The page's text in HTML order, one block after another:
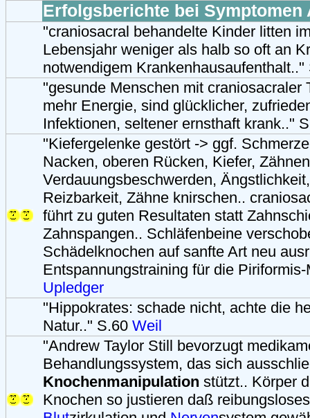
Erfolgsberichte bei Symptomen
"craniosacral behandelte Kinder litten
Lebensjahr weniger als halb so oft an
notwendigem
"gesunde Menschen mit craniosacraler
mehr Energie, sind glücklicher,
Infektionen, seltener ernsthaft krank.."
"Kiefergelenke gestört -> ggf.
Nacken, oberen Rücken, Kiefer,
Verdauungsbeschwerden,
Reizbarkeit, Zähne knirschen..
führt zu guten Resultaten statt
Zahnspangen.. Schläfenbeine
Schädelknochen auf sanfte Art neu
Entspannungstraining für die
Upledger
"Hippokrates: schade nicht, achte die
Natur.." S.60 Weil
"Andrew Taylor Still bevorzugt
Behandlungssystem, das sich
Knochenmanipulation stützt.. Körper
Knochen so justieren daß